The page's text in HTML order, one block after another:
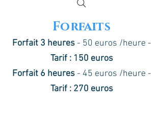
Forfaits
Forfait 3 heures- 50 euros /heure -
Tarif : 150 euros
Forfait 6 heures- 45 euros /heure -
Tarif : 270 euros